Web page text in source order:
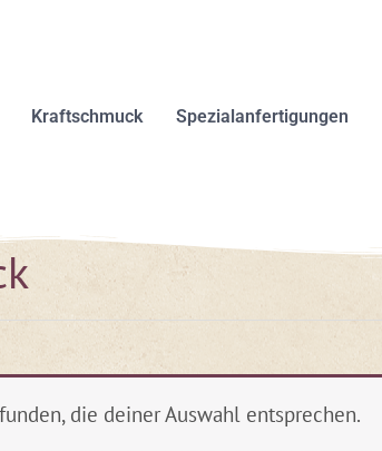
Kraftschmuck Spezialanfertigungen
die deiner Auswahl entsprechen.